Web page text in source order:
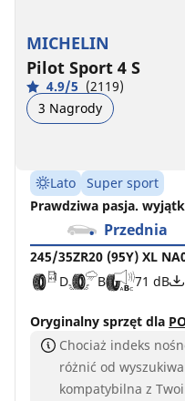
MICHELIN
Pilot Sport 4 S
4.9/5 (2119)
3 Nagrody
Lato
Super sport
Prawdziwa pasja.
Przednia
245/35ZR20 (95Y) XL
D
B 71 dB
Oryginalny sprzęt dla
NA0
D
B 71 dB
Chociaż indeks
różnić od
kompatybilna z
NA5
D
C 70 dB